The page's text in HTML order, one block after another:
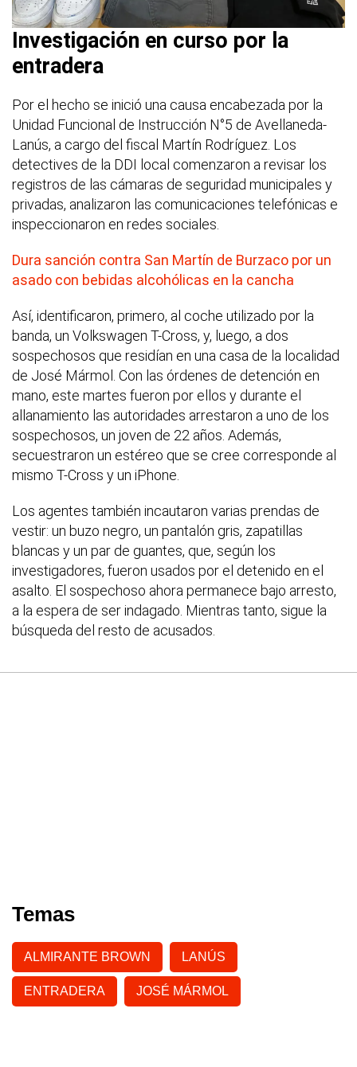
Investigación en curso por la
entradera
Por el hecho se inició una causa encabezada por la
Unidad Funcional de Instrucción N°5 de Avellaneda-
Lanús, a cargo del fiscal Martín Rodríguez. Los
detectives de la DDI local comenzaron a revisar los
registros de las cámaras de seguridad municipales y
privadas, analizaron las comunicaciones telefónicas e
inspeccionaron en redes sociales.
Dura sanción contra San Martín de Burzaco por un
asado con bebidas alcohólicas en la cancha
Así, identificaron, primero, al coche utilizado por la
banda, un Volkswagen T-Cross, y, luego, a dos
sospechosos que residían en una casa de la localidad
de José Mármol. Con las órdenes de detención en
mano, este martes fueron por ellos y durante el
allanamiento las autoridades arrestaron a uno de los
sospechosos, un joven de 22 años. Además,
secuestraron un estéreo que se cree corresponde al
mismo T-Cross y un iPhone.
Los agentes también incautaron varias prendas de
vestir: un buzo negro, un pantalón gris, zapatillas
blancas y un par de guantes, que, según los
investigadores, fueron usados por el detenido en el
asalto. El sospechoso ahora permanece bajo arresto,
a la espera de ser indagado. Mientras tanto, sigue la
búsqueda del resto de acusados.
Temas
ALMIRANTE BROWN LANÚS
ENTRADERA JOSÉ MÁRMOL